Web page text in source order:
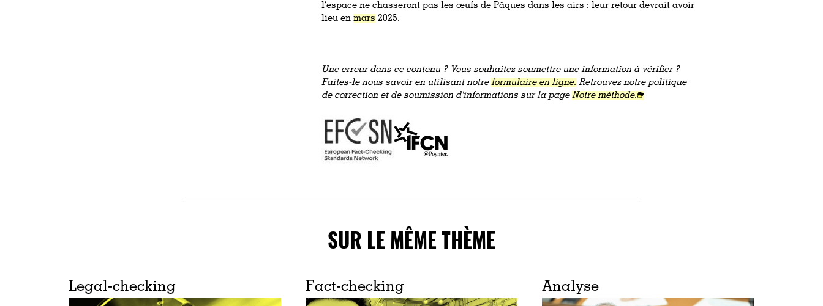
l’espace ne chasseront pas les œufs de Pâques dans les airs : leur retour devrait avoir
lieu enmars 2025.
Une erreur dans ce contenu ? Vous souhaitez soumettre une information à vérifier ?
Faites-le nous savoir en utilisant notreformulaire en ligne. Retrouvez notre politique
de correction et de soumission d'informations sur la pageNotre méthode.
SUR LE MÊME THÈME
Legal-checking Fact-checking Analyse